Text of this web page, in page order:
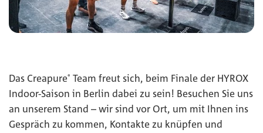
Das Creapure® Team freut sich, beim Finale der HYROX
Indoor-Saison in Berlin dabei zu sein! Besuchen Sie uns
an unserem Stand – wir sind vor Ort, um mit Ihnen ins
Gespräch zu kommen, Kontakte zu knüpfen und